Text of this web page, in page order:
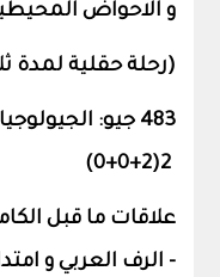
و الاحواض
(رحلة حقلية لمدة
483 جيو:
2(2+0+0)
علاقات ما قبل
- الرف العربي و